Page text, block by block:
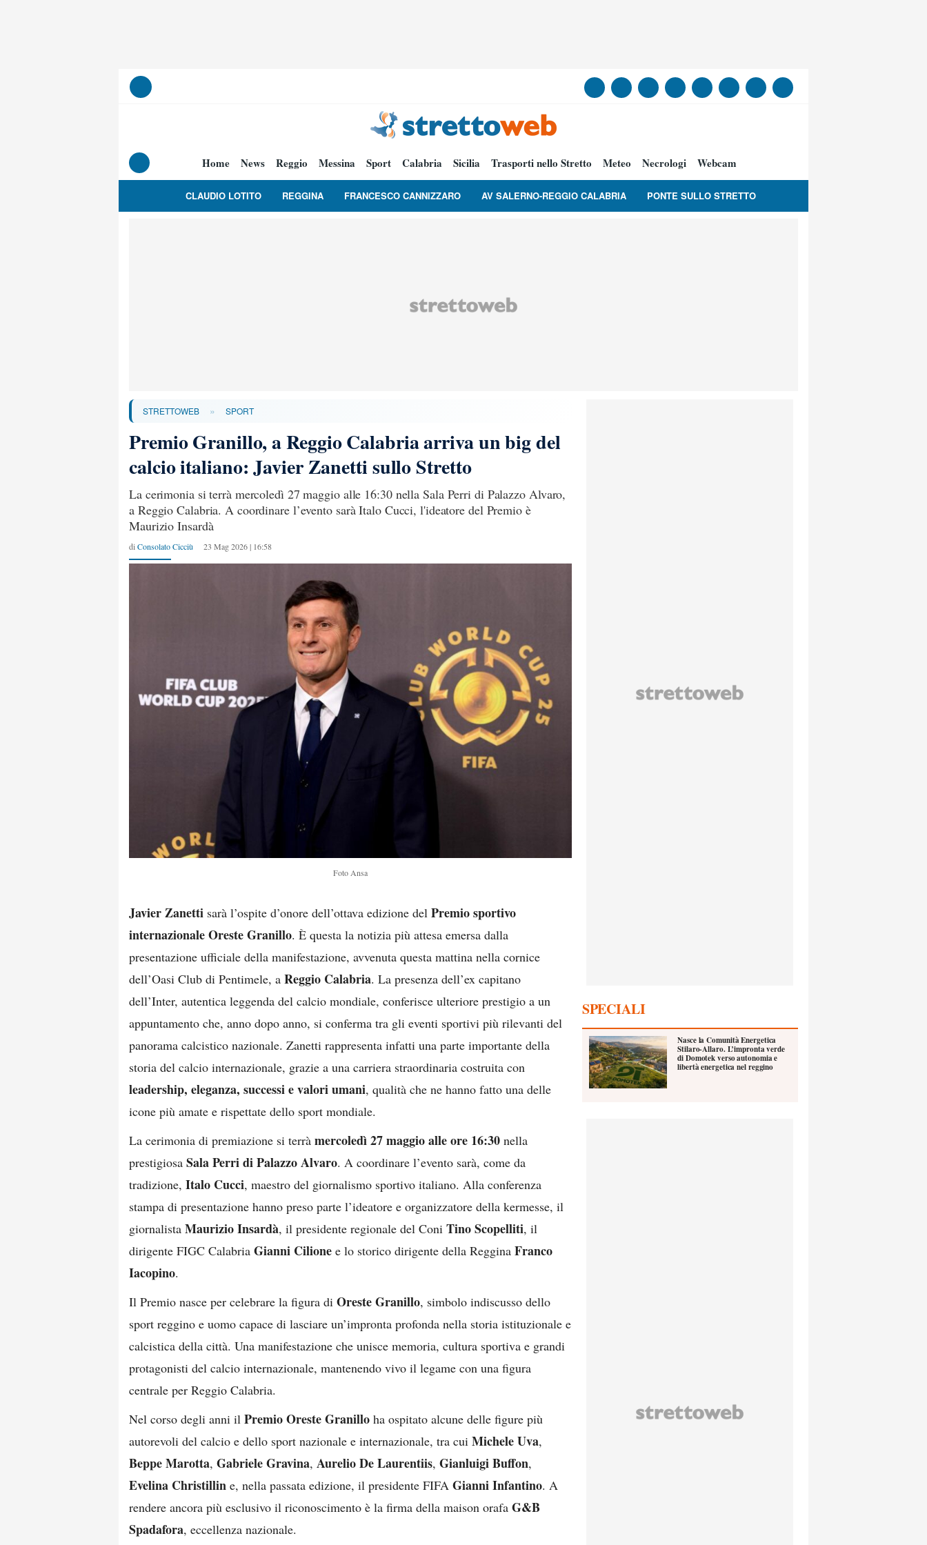
Home News Reggio Messina Sport Calabria Sicilia Trasporti nello Stretto Meteo Necrologi Webcam
CLAUDIO LOTITO REGGINA FRANCESCO CANNIZZARO AV SALERNO-REGGIO CALABRIA PONTE SULLO STRETTO
STRETTOWEB » SPORT
Premio Granillo, a Reggio Calabria arriva un big del
calcio italiano: Javier Zanetti sullo Stretto
La cerimonia si terrà mercoledì 27 maggio alle 16:30 nella Sala Perri di Palazzo Alvaro,
a Reggio Calabria. A coordinare l’evento sarà Italo Cucci, l'ideatore del Premio è
Maurizio Insardà
di Consolato Cicciù 23 Mag 2026 | 16:58
Foto Ansa
Javier Zanetti sarà l’ospite d’onore dell’ottava edizione del Premio sportivo
internazionale Oreste Granillo. È questa la notizia più attesa emersa dalla
presentazione ufficiale della manifestazione, avvenuta questa mattina nella cornice
dell’Oasi Club di Pentimele, a Reggio Calabria. La presenza dell’ex capitano
dell’Inter, autentica leggenda del calcio mondiale, conferisce ulteriore prestigio a un
appuntamento che, anno dopo anno, si conferma tra gli eventi sportivi più rilevanti del
panorama calcistico nazionale. Zanetti rappresenta infatti una parte importante della
storia del calcio internazionale, grazie a una carriera straordinaria costruita con
leadership, eleganza, successi e valori umani, qualità che ne hanno fatto una delle
icone più amate e rispettate dello sport mondiale.
La cerimonia di premiazione si terrà mercoledì 27 maggio alle ore 16:30 nella
prestigiosa Sala Perri di Palazzo Alvaro. A coordinare l’evento sarà, come da
tradizione, Italo Cucci, maestro del giornalismo sportivo italiano. Alla conferenza
stampa di presentazione hanno preso parte l’ideatore e organizzatore della kermesse, il
giornalista Maurizio Insardà, il presidente regionale del Coni Tino Scopelliti, il
dirigente FIGC Calabria Gianni Cilione e lo storico dirigente della Reggina Franco
Iacopino.
Il Premio nasce per celebrare la figura di Oreste Granillo, simbolo indiscusso dello
sport reggino e uomo capace di lasciare un’impronta profonda nella storia istituzionale e
calcistica della città. Una manifestazione che unisce memoria, cultura sportiva e grandi
protagonisti del calcio internazionale, mantenendo vivo il legame con una figura
centrale per Reggio Calabria.
Nel corso degli anni il Premio Oreste Granillo ha ospitato alcune delle figure più
autorevoli del calcio e dello sport nazionale e internazionale, tra cui Michele Uva,
Beppe Marotta, Gabriele Gravina, Aurelio De Laurentiis, Gianluigi Buffon,
Evelina Christillin e, nella passata edizione, il presidente FIFA Gianni Infantino. A
rendere ancora più esclusivo il riconoscimento è la firma della maison orafa G&B
Spadafora, eccellenza nazionale.
SPECIALI
Nasce la Comunità Energetica
Stilaro-Allaro. L’impronta verde
di Domotek verso autonomia e
libertà energetica nel reggino